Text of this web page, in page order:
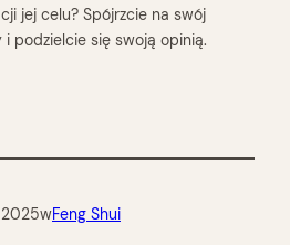
jej celu? Spójrzcie na swój
i podzielcie się swoją opinią.
2025wFeng Shui